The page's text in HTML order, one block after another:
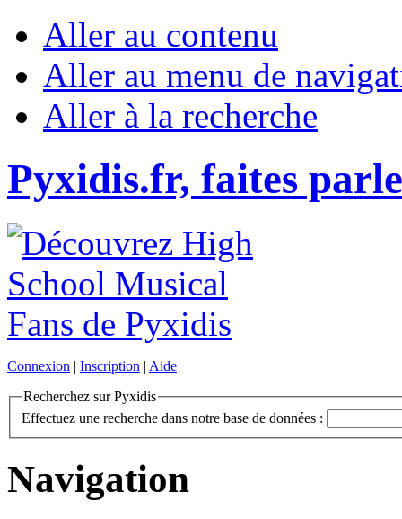
Aller au contenu
Aller au menu de
Aller à la recherche
Pyxidis.fr, faites
Connexion | Inscription | Aide
Recherchez sur Pyxidis
Effectuez une recherche dans notre base de données :
Navigation